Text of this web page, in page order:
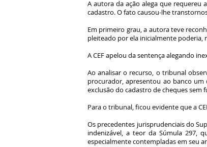
A autora da ação alega que requereu
cadastro. O fato causou-lhe
Em primeiro grau, a autora teve
pleiteado por ela inicialmente
A CEF apelou da sentença alegando
Ao analisar o recurso, o tribunal
procurador, apresentou ao banco
exclusão do cadastro de cheques sem
Para o tribunal, ficou evidente que a
Os precedentes jurisprudenciais do
indenizável, a teor da Súmula 297,
especialmente contempladas em seu